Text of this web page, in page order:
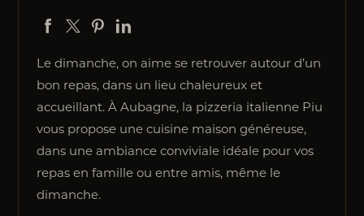
Le dimanche, on aime se retrouver autour d’un
bon repas, dans un lieu chaleureux et
accueillant. À Aubagne, la pizzeria italienne Piu
vous propose une cuisine maison généreuse,
dans une ambiance conviviale idéale pour vos
repas en famille ou entre amis, même le
dimanche.